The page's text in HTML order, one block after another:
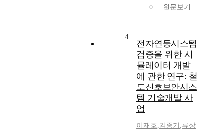
원문보기
4
전자연동시스템
검증을 위한 시
뮬레이터 개발
에 관한 연구: 철
도신호보안시스
템 기술개발 사
업
이재호,김종기 ,류상